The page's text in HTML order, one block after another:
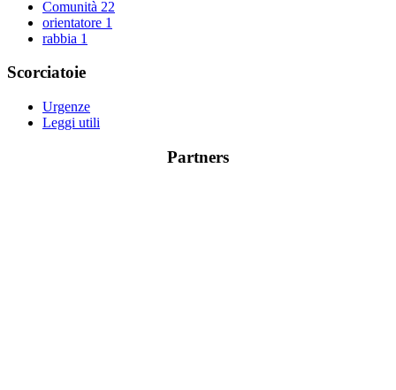
Comunità 22
orientatore 1
rabbia 1
Scorciatoie
Urgenze
Leggi utili
Partners